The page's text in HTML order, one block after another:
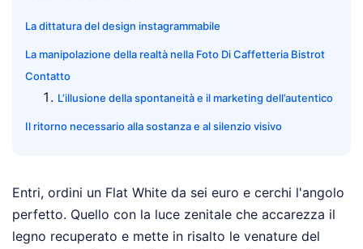
La dittatura del design instagrammabile
La manipolazione della realtà nella Foto Di Caffetteria Bistrot
Contatto
L’illusione della spontaneità e il marketing dell’autentico
Il ritorno necessario alla sostanza e al silenzio visivo
Entri, ordini un Flat White da sei euro e cerchi l'angolo
perfetto. Quello con la luce zenitale che accarezza il
legno recuperato e mette in risalto le venature del